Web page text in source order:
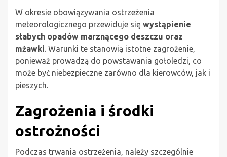
W okresie obowiązywania ostrzeżenia
meteorologicznego przewiduje się wystąpienie
słabych opadów marznącego deszczu oraz
mżawki. Warunki te stanowią istotne zagrożenie,
ponieważ prowadzą do powstawania gołoledzi, co
może być niebezpieczne zarówno dla kierowców, jak i
pieszych.
Zagrożenia i środki
ostrożności
Podczas trwania ostrzeżenia, należy szczególnie